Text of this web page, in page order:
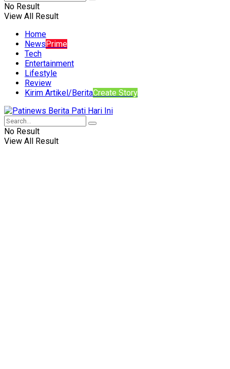
No Result
View All Result
Home
NewsPrime
Tech
Entertainment
Lifestyle
Review
Kirim Artikel/BeritaCreate Story
No Result
View All Result